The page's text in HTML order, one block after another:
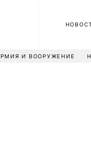
И ВООРУЖЕНИЕ